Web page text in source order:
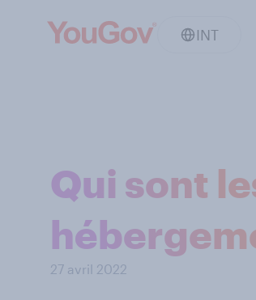
INT
Qui sont
27 avril 2022